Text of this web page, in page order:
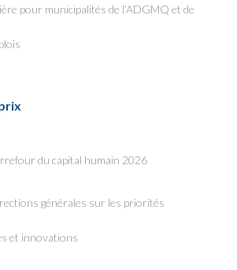
pour municipalités de l’ADGMQ et de
du capital humain 2026
générales sur les priorités
et innovations